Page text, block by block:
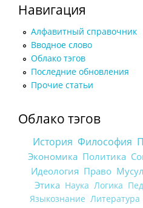
Навигация
Алфавитный справочник
Вводное слово
Облако тэгов
Последние обновления
Прочие статьи
Облако тэгов
История Философия
Экономика Политика
Идеология Право
Этика Наука Логика
Языкознание Литература